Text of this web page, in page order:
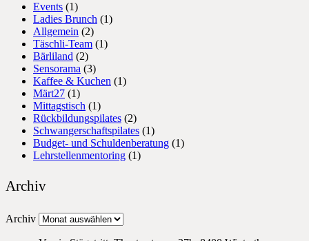
Events (1)
Ladies Brunch (1)
Allgemein (2)
Täschli-Team (1)
Bärliland (2)
Sensorama (3)
Kaffee & Kuchen (1)
Märt27 (1)
Mittagstisch (1)
Rückbildungspilates (2)
Schwangerschaftspilates (1)
Budget- und Schuldenberatung (1)
Lehrstellenmentoring (1)
Archiv
Archiv